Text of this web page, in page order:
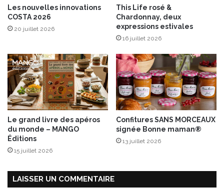
Les nouvelles innovations
COSTA 2026
20 juillet 2026
This Life rosé &
Chardonnay, deux
expressions estivales
16 juillet 2026
Le grand livre des apéros
du monde – MANGO
Éditions
15 juillet 2026
Confitures SANS MORCEAUX
signée Bonne maman®
13 juillet 2026
LAISSER UN COMMENTAIRE